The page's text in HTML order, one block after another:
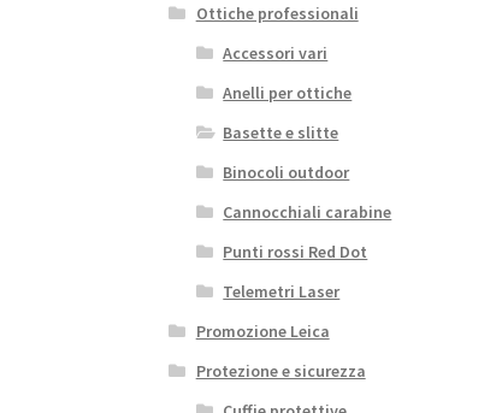
Ottiche professionali
Accessori vari
Anelli per ottiche
Basette e slitte
Binocoli outdoor
Cannocchiali carabine
Punti rossi Red Dot
Telemetri Laser
Promozione Leica
Protezione e sicurezza